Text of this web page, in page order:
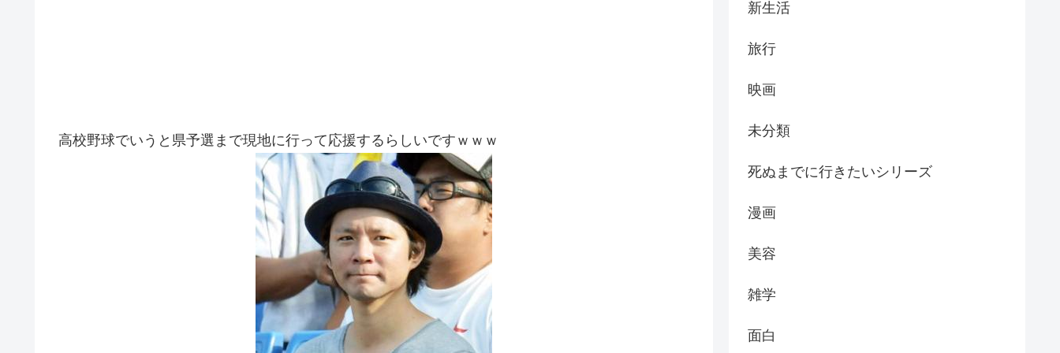
高校野球でいうと県予選まで現地に行って応援するらしいですｗｗｗ
新生活
旅行
映画
未分類
死ぬまでに行きたいシリーズ
漫画
美容
雑学
面白